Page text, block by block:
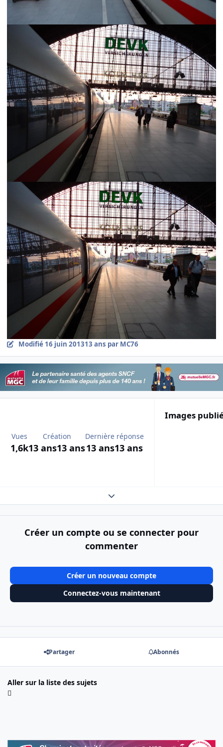
Modifié 16 juin 201313 ans par MC76
Vues
1,6k
Création
13 ans13 ans
Dernière réponse
13 ans13 ans
Images
Expand topic overview
Créer un compte ou se connecter pour
commenter
Créer un nouveau compte
Connectez-vous maintenant
Partager Abonnés
Aller sur la liste des sujets